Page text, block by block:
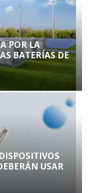
POR LA
BATERÍAS DE
USAR